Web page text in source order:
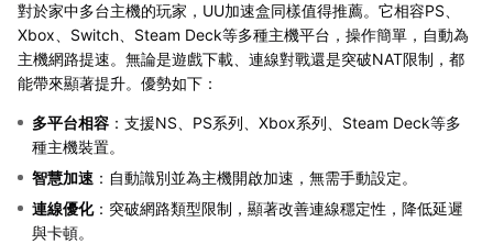
對於家中多台主機的玩家，UU加速盒同樣值得推薦。它相容PS、
Xbox、Switch、Steam Deck等多種主機平台，操作簡單，自動為
主機網路提速。無論是遊戲下載、連線對戰還是突破NAT限制，都
能帶來顯著提升。優勢如下：
多平台相容 ：支援NS、PS系列、Xbox系列、Steam Deck等多
種主機裝置。
智慧加速 ：自動識別並為主機開啟加速，無需手動設定。
連線優化：突破網路類型限制，顯著改善連線穩定性，降低延遲
與卡頓。